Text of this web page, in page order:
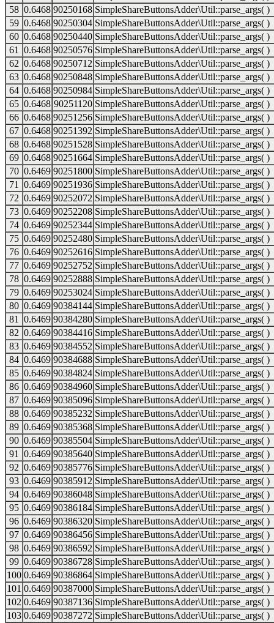
58 0.6468 90250168 SimpleShareButtonsAdder\Util::parse_args( )
59 0.6468 90250304 SimpleShareButtonsAdder\Util::parse_args( )
60 0.6468 90250440 SimpleShareButtonsAdder\Util::parse_args( )
61
0.6468 90250576 SimpleShareButtonsAdder\Util::parse_args( )
62 0.6468 90250712 SimpleShareButtonsAdder\Util::parse_args( )
63 0.6468 90250848 SimpleShareButtonsAdder\Util::parse_args( )
64 0.6468 90250984 SimpleShareButtonsAdder\Util::parse_args( )
65 0.6468 90251120 SimpleShareButtonsAdder\Util::parse_args( )
66 0.6468 90251256 SimpleShareButtonsAdder\Util::parse_args( )
67 0.6468 90251392 SimpleShareButtonsAdder\Util::parse_args( )
68 0.6468 90251528 SimpleShareButtonsAdder\Util::parse_args( )
69 0.6468 90251664 SimpleShareButtonsAdder\Util::parse_args( )
70 0.6469 90251800 SimpleShareButtonsAdder\Util::parse_args( )
71
0.6469 90251936 SimpleShareButtonsAdder\Util::parse_args( )
72 0.6469 90252072 SimpleShareButtonsAdder\Util::parse_args( )
73 0.6469 90252208 SimpleShareButtonsAdder\Util::parse_args( )
74 0.6469 90252344 SimpleShareButtonsAdder\Util::parse_args( )
75 0.6469 90252480 SimpleShareButtonsAdder\Util::parse_args( )
76 0.6469 90252616 SimpleShareButtonsAdder\Util::parse_args( )
77 0.6469 90252752 SimpleShareButtonsAdder\Util::parse_args( )
78 0.6469 90252888 SimpleShareButtonsAdder\Util::parse_args( )
79 0.6469 90253024 SimpleShareButtonsAdder\Util::parse_args( )
80 0.6469 90384144 SimpleShareButtonsAdder\Util::parse_args( )
81
0.6469 90384280 SimpleShareButtonsAdder\Util::parse_args( )
82 0.6469 90384416 SimpleShareButtonsAdder\Util::parse_args( )
83 0.6469 90384552 SimpleShareButtonsAdder\Util::parse_args( )
84 0.6469 90384688 SimpleShareButtonsAdder\Util::parse_args( )
85 0.6469 90384824 SimpleShareButtonsAdder\Util::parse_args( )
86 0.6469 90384960 SimpleShareButtonsAdder\Util::parse_args( )
87 0.6469 90385096 SimpleShareButtonsAdder\Util::parse_args( )
88 0.6469 90385232 SimpleShareButtonsAdder\Util::parse_args( )
89 0.6469 90385368 SimpleShareButtonsAdder\Util::parse_args( )
90 0.6469 90385504 SimpleShareButtonsAdder\Util::parse_args( )
91
0.6469 90385640 SimpleShareButtonsAdder\Util::parse_args( )
92 0.6469 90385776 SimpleShareButtonsAdder\Util::parse_args( )
93 0.6469 90385912 SimpleShareButtonsAdder\Util::parse_args( )
94 0.6469 90386048 SimpleShareButtonsAdder\Util::parse_args( )
95 0.6469 90386184 SimpleShareButtonsAdder\Util::parse_args( )
96 0.6469 90386320 SimpleShareButtonsAdder\Util::parse_args( )
97 0.6469 90386456 SimpleShareButtonsAdder\Util::parse_args( )
98 0.6469 90386592 SimpleShareButtonsAdder\Util::parse_args( )
99 0.6469 90386728 SimpleShareButtonsAdder\Util::parse_args( )
100 0.6469 90386864 SimpleShareButtonsAdder\Util::parse_args( )
101 0.6469 90387000 SimpleShareButtonsAdder\Util::parse_args( )
102 0.6469 90387136 SimpleShareButtonsAdder\Util::parse_args( )
103 0.6469 90387272 SimpleShareButtonsAdder\Util::parse_args( )